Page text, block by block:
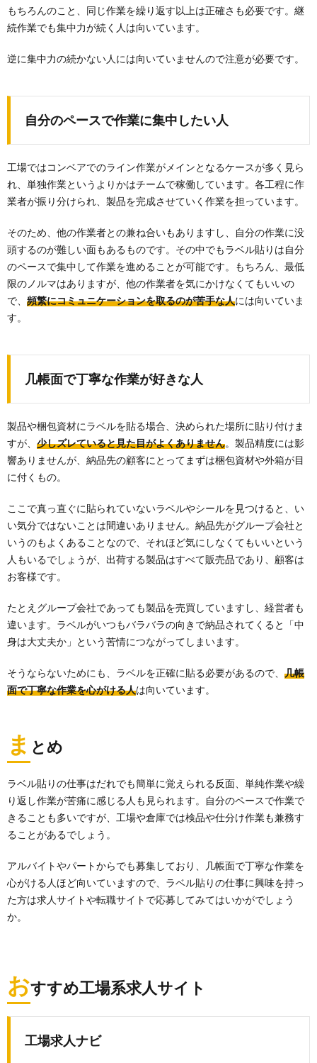
もちろんのこと、同じ作業を繰り返す以上は正確さも必要です。継
続作業でも集中力が続く人は向いています。
逆に集中力の続かない人には向いていませんので注意が必要です。
自分のペースで作業に集中したい人
工場ではコンベアでのライン作業がメインとなるケースが多く見ら
れ、単独作業というよりかはチームで稼働しています。各工程に作
業者が振り分けられ、製品を完成させていく作業を担っています。
そのため、他の作業者との兼ね合いもありますし、自分の作業に没
頭するのが難しい面もあるものです。その中でもラベル貼りは自分
のペースで集中して作業を進めることが可能です。もちろん、最低
限のノルマはありますが、他の作業者を気にかけなくてもいいの
で、 頻繁にコミュニケーションを取るのが苦手な人には向いていま
す。
几帳面で丁寧な作業が好きな人
製品や梱包資材にラベルを貼る場合、決められた場所に貼り付けま
すが、 少しズレていると見た目がよくありません。製品精度には影
響ありませんが、納品先の顧客にとってまずは梱包資材や外箱が目
に付くもの。
ここで真っ直ぐに貼られていないラベルやシールを見つけると、い
い気分ではないことは間違いありません。納品先がグループ会社と
いうのもよくあることなので、それほど気にしなくてもいいという
人もいるでしょうが、出荷する製品はすべて販売品であり、顧客は
お客様です。
たとえグループ会社であっても製品を売買していますし、経営者も
違います。ラベルがいつもバラバラの向きで納品されてくると「中
身は大丈夫か」という苦情につながってしまいます。
そうならないためにも、ラベルを正確に貼る必要があるので、 几帳
面で丁寧な作業を心がける人は向いています。
ま とめ
ラベル貼りの仕事はだれでも簡単に覚えられる反面、単純作業や繰
り返し作業が苦痛に感じる人も見られます。自分のペースで作業で
きることも多いですが、工場や倉庫では検品や仕分け作業も兼務す
ることがあるでしょう。
アルバイトやパートからでも募集しており、几帳面で丁寧な作業を
心がける人ほど向いていますので、ラベル貼りの仕事に興味を持っ
た方は求人サイトや転職サイトで応募してみてはいかがでしょう
か。
おすすめ工場系求人サイト
工場求人ナビ